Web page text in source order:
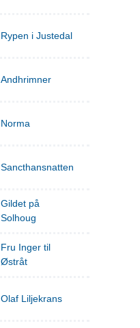
Rypen i Justedal
Andhrimner
Norma
Sancthansnatten
Gildet på
Solhoug
Fru Inger til
Østråt
Olaf Liljekrans